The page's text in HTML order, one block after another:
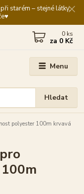
starém – stejné látky,
Menu
Hledat
0 ks
za 0 Kč
polyester 100m krvavá